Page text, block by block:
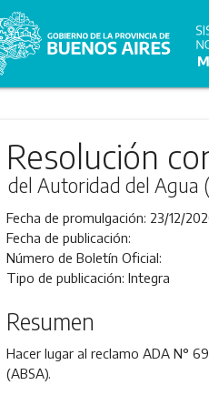
Resolución
del Autoridad del Agua
Fecha de promulgación: 23/12/
Fecha de publicación:
Número de Boletín Oficial:
Tipo de publicación: Integra
Resumen
Hacer lugar al reclamo ADA N°
(ABSA).